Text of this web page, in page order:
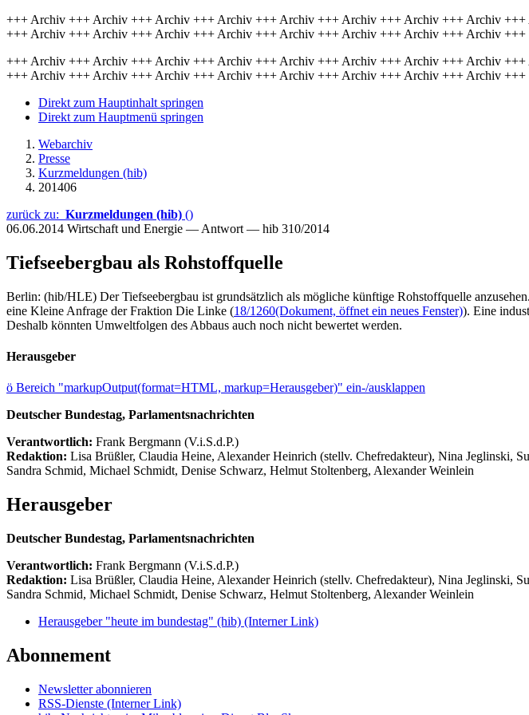
+++ Archiv +++ Archiv +++ Archiv +++ Archiv +++ Archiv +++ Archiv +++ Archiv +++ Archiv
+++ Archiv +++ Archiv +++ Archiv +++ Archiv +++ Archiv +++ Archiv +++ Archiv +++ Archiv +++
+++ Archiv +++ Archiv +++ Archiv +++ Archiv +++ Archiv +++ Archiv +++ Archiv +++ Archiv
+++ Archiv +++ Archiv +++ Archiv +++ Archiv +++ Archiv +++ Archiv +++ Archiv +++ Archiv +++
Direkt zum Hauptinhalt springen
Direkt zum Hauptmenü springen
Webarchiv
Presse
Kurzmeldungen (hib)
201406
zurück zu: Kurzmeldungen (hib) ()
06.06.2014 Wirtschaft und Energie — Antwort — hib 310/2014
Tiefseebergbau als Rohstoffquelle
Berlin: (hib/HLE) Der Tiefseebergbau ist grundsätzlich als mögliche künftige Rohstoffquelle
eine Kleine Anfrage der Fraktion Die Linke (18/1260(Dokument, öffnet ein neues Fenster)). Eine
Deshalb könnten Umweltfolgen des Abbaus auch noch nicht bewertet werden.
Herausgeber
ö Bereich "markupOutput(format=HTML, markup=Herausgeber)" ein-/ausklappen
Deutscher Bundestag, Parlamentsnachrichten
Verantwortlich: Frank Bergmann (V.i.S.d.P.)
Redaktion: Lisa Brüßler, Claudia Heine, Alexander Heinrich (stellv. Chefredakteur), Nina Jeglinski,
Sandra Schmid, Michael Schmidt, Denise Schwarz, Helmut Stoltenberg, Alexander Weinlein
Herausgeber
Deutscher Bundestag, Parlamentsnachrichten
Verantwortlich: Frank Bergmann (V.i.S.d.P.)
Redaktion: Lisa Brüßler, Claudia Heine, Alexander Heinrich (stellv. Chefredakteur), Nina Jeglinski,
Sandra Schmid, Michael Schmidt, Denise Schwarz, Helmut Stoltenberg, Alexander Weinlein
Herausgeber "heute im bundestag" (hib) (Interner Link)
Abonnement
Newsletter abonnieren
RSS-Dienste (Interner Link)